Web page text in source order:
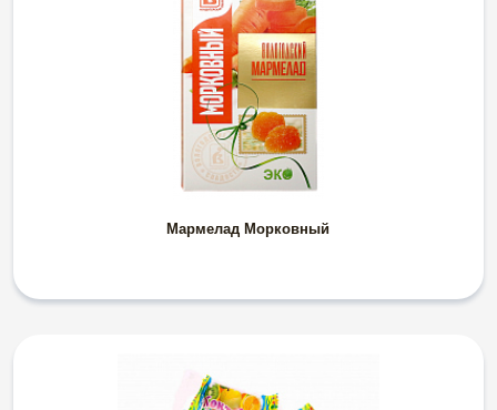
Мармелад Морковный